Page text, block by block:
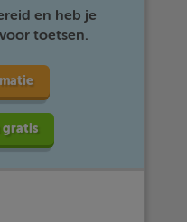
en heb je
toetsen.
gratis